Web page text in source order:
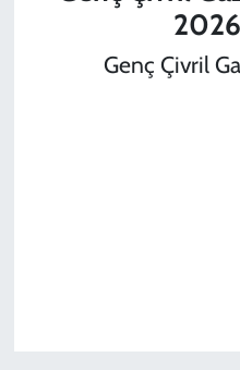
Genç Çivril